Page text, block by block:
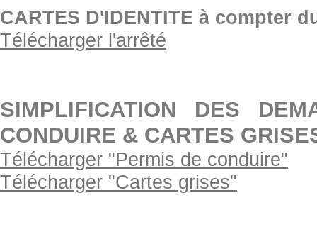
CARTES D'IDENTITE à compter
Télécharger l'arrêté
SIMPLIFICATION DES
CONDUIRE & CARTES
Télécharger "Permis de conduire"
Télécharger "Cartes grises"